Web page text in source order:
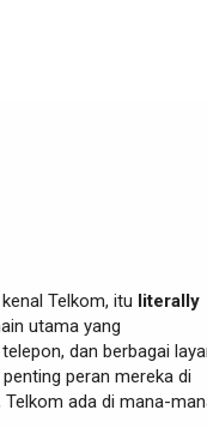
Telkom, itu literally
utama yang
dan berbagai
peran mereka di
ada di mana-